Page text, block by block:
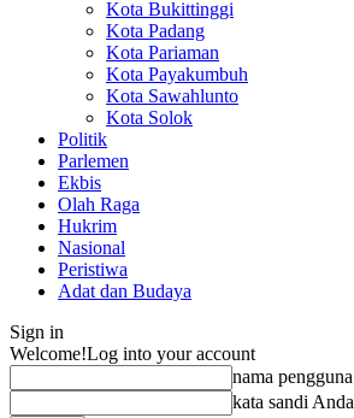
Kota Bukittinggi
Kota Padang
Kota Pariaman
Kota Payakumbuh
Kota Sawahlunto
Kota Solok
Politik
Parlemen
Ekbis
Olah Raga
Hukrim
Nasional
Peristiwa
Adat dan Budaya
Sign in
Welcome!Log into your account
nama pengguna
kata sandi Anda